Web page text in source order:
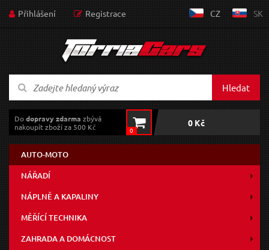
Přihlášení Registrace CZ SK
Hledat
Dodopravy zdarma zbývá
nakoupit zboží za 500 Kč
0
0 Kč
AUTO-MOTO
NÁŘADÍ
NÁPLNĚ A KAPALINY
MĚŘÍCÍ TECHNIKA
ZAHRADA A DOMÁCNOST